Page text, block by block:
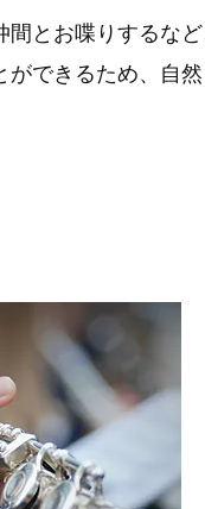
とお喋りするなど
ができるため、自